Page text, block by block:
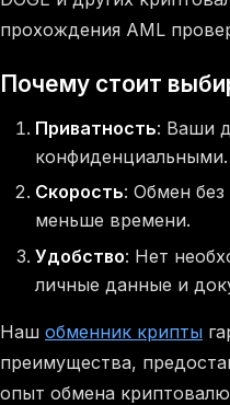
прохождения AML
Почему стоит
Приватность: Ваши
конфиденциальными.
Скорость: Обмен
меньше времени.
Удобство: Нет
личные данные и
Наш обменник крипты
преимущества,
опыт обмена